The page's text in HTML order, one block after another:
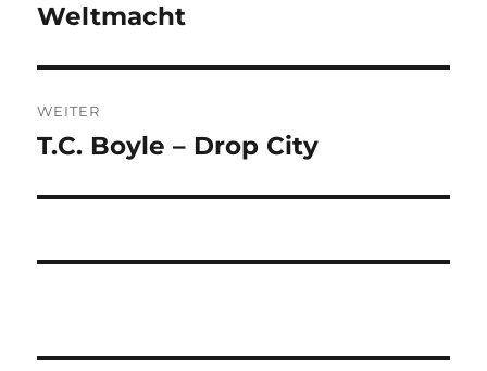
Weltmacht
WEITER
Nächster
T.C. Boyle – Drop City